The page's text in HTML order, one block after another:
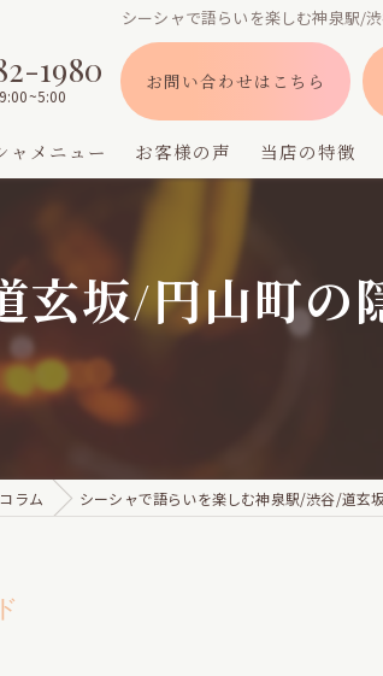
シーシャで語らいを楽しむ神泉駅/
1980 お問い合わせはこちら
ャメニュー お客様の声 当店の特徴
深夜営業
デート
玄坂/円山町の
コラム シーシャで語らいを楽しむ神泉駅/渋谷/道玄